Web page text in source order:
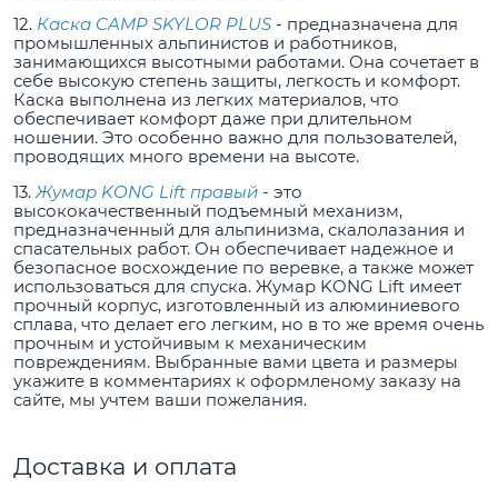
12. Каска CAMP SKYLOR PLUS - предназначена для
промышленных альпинистов и работников,
занимающихся высотными работами. Она сочетает в
себе высокую степень защиты, легкость и комфорт.
Каска выполнена из легких материалов, что
обеспечивает комфорт даже при длительном
ношении. Это особенно важно для пользователей,
проводящих много времени на высоте.
13.Жумар KONG Lift правый - это
высококачественный подъемный механизм,
предназначенный для альпинизма, скалолазания и
спасательных работ. Он обеспечивает надежное и
безопасное восхождение по веревке, а также может
использоваться для спуска. Жумар KONG Lift имеет
прочный корпус, изготовленный из алюминиевого
сплава, что делает его легким, но в то же время очень
прочным и устойчивым к механическим
повреждениям. Выбранные вами цвета и размеры
укажите в комментариях к оформленому заказу на
сайте, мы учтем ваши пожелания.
Доставка и оплата